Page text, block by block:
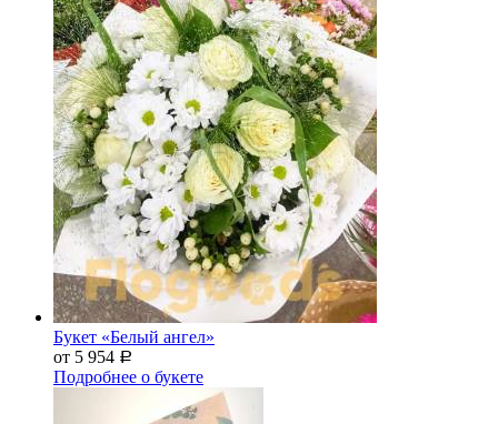
Букет «Белый ангел»
от 5 954 Р
Подробнее о букете